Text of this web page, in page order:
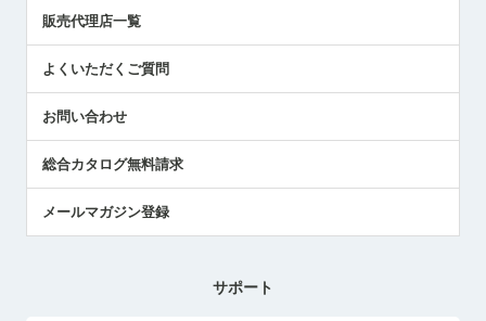
中小企業のBCP地震対策
センサのテクニカルガイド
社長ブログ
販売代理店一覧
よくいただくご質問
お問い合わせ
総合カタログ無料請求
メールマガジン登録
サポート